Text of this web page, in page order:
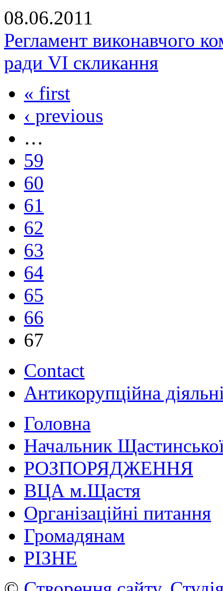
08.06.2011
Регламент виконавчого
ради VI скликання
« first
‹ previous
…
59
60
61
62
63
64
65
66
67
Contact
Антикорупційна
Головна
Начальник
РОЗПОРЯДЖЕННЯ
ВЦА м.Щастя
Організаційні питання
Громадянам
РІЗНЕ